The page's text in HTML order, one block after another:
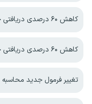
کاهش ۶۰ درصدی دریافتی حقوق بازنشستگان دولت
کاهش ۶۰ درصدی دریافتی حقوق بازنشستگان دولت
تغییر فرمول جدید محاسبه حقوق سال